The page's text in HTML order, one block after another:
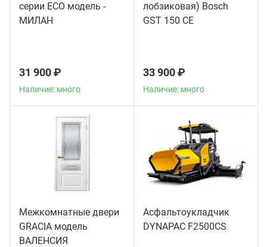
серии ECO модель -
МИЛАН
31 900 ₽
Наличие: много
лобзиковая) Bosch
GST 150 CE
33 900 ₽
Наличие: много
Межкомнатные двери
GRACIA модель
ВАЛЕНСИЯ
Асфальтоукладчик
DYNAPAC F2500CS